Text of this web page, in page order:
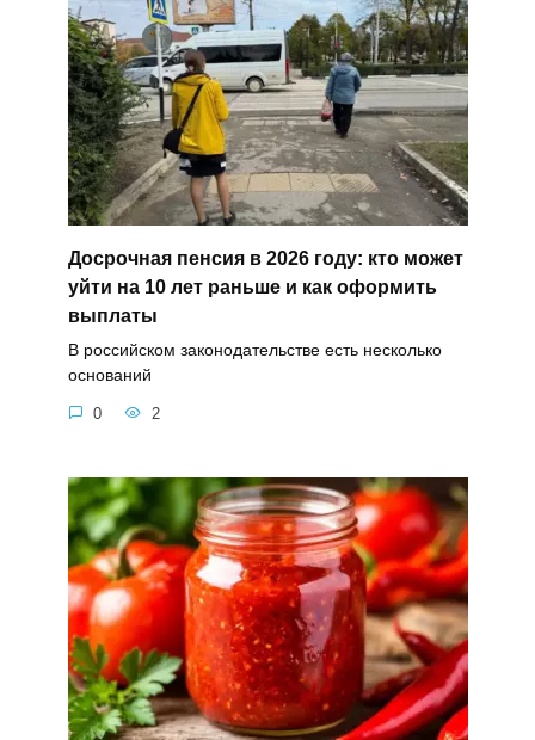
Досрочная пенсия в 2026 году: кто может
уйти на 10 лет раньше и как оформить
выплаты
В российском законодательстве есть несколько
оснований
0 2